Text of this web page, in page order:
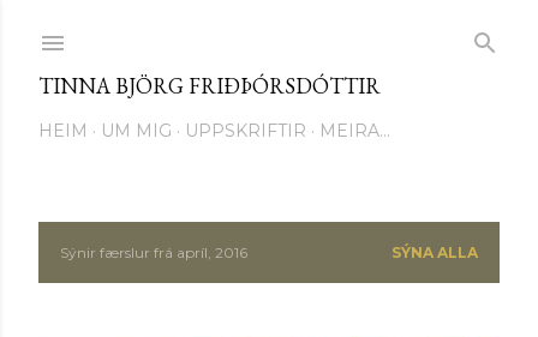
TINNA BJÖRG FRIÐÞÓRSDÓTTIR
HEIM UM MIG UPPSKRIFTIR MEIRA…
F Sýnir færslur frá apríl, 2016 SÝNA ALLA